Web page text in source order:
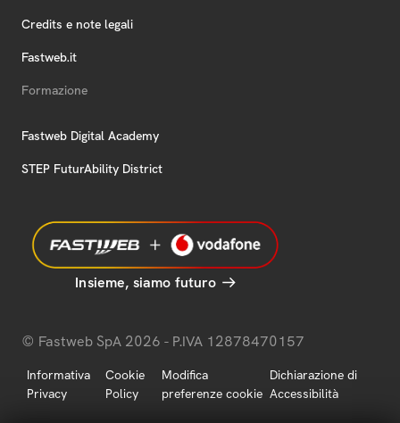
Credits e note legali
Fastweb.it
Formazione
Fastweb Digital Academy
STEP FuturAbility District
Insieme, siamo futuro
© Fastweb SpA 2026 - P.IVA 12878470157
Informativa
Privacy
Cookie
Policy
Modifica
preferenze cookie
Dichiarazione di
Accessibilità